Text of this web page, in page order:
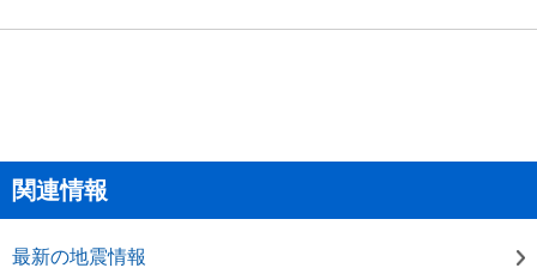
関連情報
最新の地震情報